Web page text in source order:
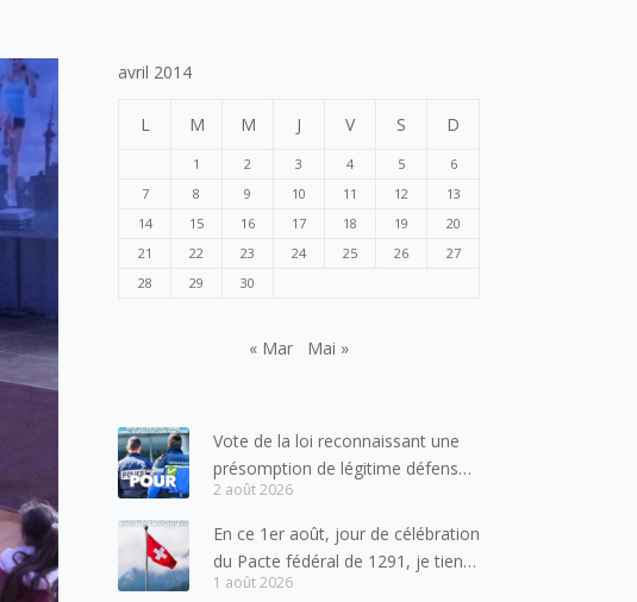
avril 2014
L M M J V S D
1 2 3 4 5
6
7
8 9 10 11 12
13
14
15 16 17 18 19
20
21
22 23 24 25 26
27
28
29 30
« Mar Mai »
Vote de la loi reconnaissant une
présomption de légitime défense
pour les forces de l’ordre
2 août 2026
En ce 1er août, jour de célébration
du Pacte fédéral de 1291, je tiens
à adresser mes meilleures
1 août 2026